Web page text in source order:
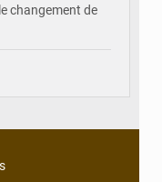
changement de